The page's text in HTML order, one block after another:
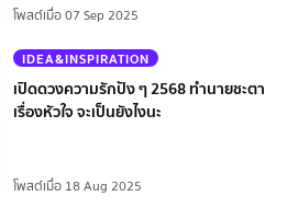
โพสต์เมื่อ 07 Sep 2025
IDEA&INSPIRATION
เปิดดวงความรักปัง ๆ 2568 ทำนายชะตา
เรื่องหัวใจ จะเป็นยังไงนะ
โพสต์เมื่อ 18 Aug 2025